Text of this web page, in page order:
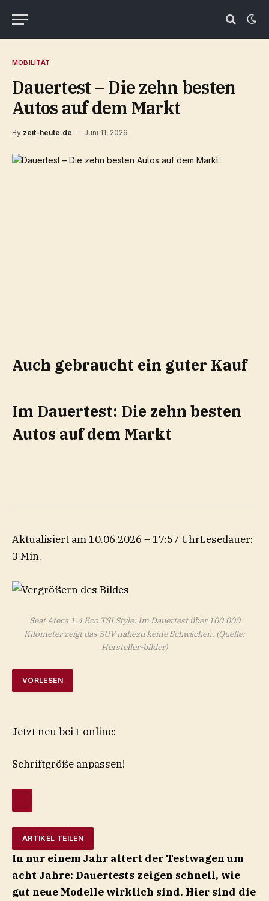
MOBILITÄT
Dauertest – Die zehn besten
Autos auf dem Markt
By zeit-heute.de Juni 11, 2026
Auch gebraucht ein guter Kauf
Im Dauertest: Die zehn besten
Autos auf dem Markt
Aktualisiert am 10.06.2026 – 17:57 UhrLesedauer:
3 Min.
Seat Ateca 1.4 Eco TSI Style: Im Dauertest über 100.000
Kilometer zeigt das SUV nahezu keine Schwächen. (Quelle:
Hersteller-bilder)
VORLESEN
Jetzt neu bei t-online:
Schriftgröße anpassen!
ARTIKEL TEILEN
In nur einem Jahr altert der Testwagen um
acht Jahre: Dauertests zeigen schnell, wie
gut neue Modelle wirklich sind. Hier sind die